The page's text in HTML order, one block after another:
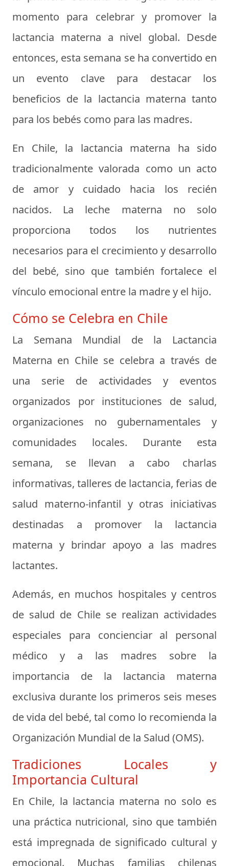
momento para celebrar y promover la
lactancia materna a nivel global. Desde
entonces, esta semana se ha convertido en
un evento clave para destacar los
beneficios de la lactancia materna tanto
para los bebés como para las madres.
En Chile, la lactancia materna ha sido
tradicionalmente valorada como un acto
de amor y cuidado hacia los recién
nacidos. La leche materna no solo
proporciona todos los nutrientes
necesarios para el crecimiento y desarrollo
del bebé, sino que también fortalece el
vínculo emocional entre la madre y el hijo.
Cómo se Celebra en Chile
La Semana Mundial de la Lactancia
Materna en Chile se celebra a través de
una serie de actividades y eventos
organizados por instituciones de salud,
organizaciones no gubernamentales y
comunidades locales. Durante esta
semana, se llevan a cabo charlas
informativas, talleres de lactancia, ferias de
salud materno-infantil y otras iniciativas
destinadas a promover la lactancia
materna y brindar apoyo a las madres
lactantes.
Además, en muchos hospitales y centros
de salud de Chile se realizan actividades
especiales para concienciar al personal
médico y a las madres sobre la
importancia de la lactancia materna
exclusiva durante los primeros seis meses
de vida del bebé, tal como lo recomienda la
Organización Mundial de la Salud (OMS).
Tradiciones Locales y
Importancia Cultural
En Chile, la lactancia materna no solo es
una práctica nutricional, sino que también
está impregnada de significado cultural y
emocional. Muchas familias chilenas